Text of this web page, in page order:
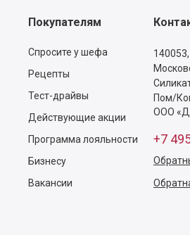
Покупателям
Спросите у шефа
Рецепты
Тест-драйвы
Действующие акции
Программа лояльности
Бизнесу
Вакансии
140053,
Пом/
ООО
+7